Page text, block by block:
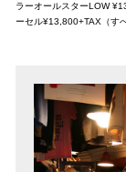
ラーオールスターLOW
ーセル¥13,800+TAX（す